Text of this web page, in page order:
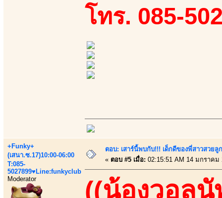
โทร. 085-
+Funky+
(เสนา.ซ.17)10:00-06:00
T:085-
5027899♥Line:funkyclub
Moderator
ตอบ: เสาร์นี้พบกับ!!! เด็กดีของพี่สาวสวยลู
« ตอบ #5 เมื่อ: 02:15:51 AM 14 มกราคม
((น้องวอลนั